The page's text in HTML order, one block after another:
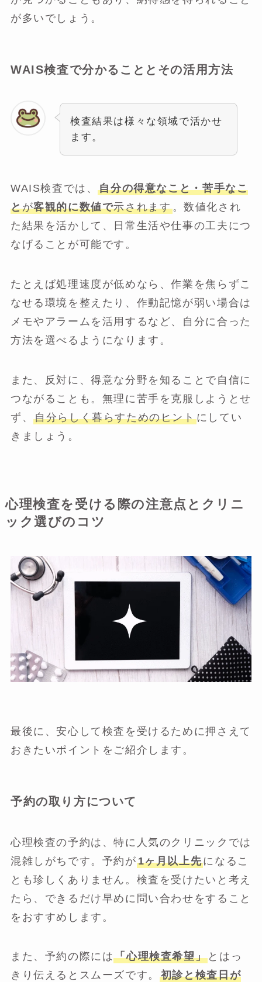
が多いでしょう。
WAIS検査で分かることとその活用方法
検査結果は様々な領域で活かせ
ます。
WAIS検査では、自分の得意なこと・苦手なこ
とが客観的に数値で示されます。数値化され
た結果を活かして、日常生活や仕事の工夫につ
なげることが可能です。
たとえば処理速度が低めなら、作業を焦らずこ
なせる環境を整えたり、作動記憶が弱い場合は
メモやアラームを活用するなど、自分に合った
方法を選べるようになります。
また、反対に、得意な分野を知ることで自信に
つながることも。無理に苦手を克服しようとせ
ず、自分らしく暮らすためのヒントにしてい
きましょう。
心理検査を受ける際の注意点とクリニ
ック選びのコツ
最後に、安心して検査を受けるために押さえて
おきたいポイントをご紹介します。
予約の取り方について
心理検査の予約は、特に人気のクリニックでは
混雑しがちです。予約が1ヶ月以上先になるこ
とも珍しくありません。検査を受けたいと考え
たら、できるだけ早めに問い合わせをすること
をおすすめします。
また、予約の際には「心理検査希望」 とはっ
きり伝えるとスムーズです。 初診と検査日が